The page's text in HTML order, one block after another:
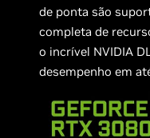
de ponta são
completa de
o incrível NVIDIA
desempenho em